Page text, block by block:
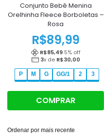
Conjunto Bebê Menina
Orelhinha Fleece Borboletas –
Rosa
R$89,99
R$85,49 5% off
3x de R$30,00
P M G GG/1 2 3
COMPRAR